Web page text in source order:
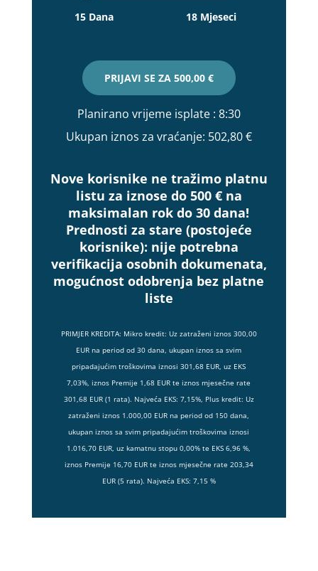
15 Dana 18 Mjeseci
PRIJAVI SE ZA 500,00 €
Planirano vrijeme isplate : 8:30
Ukupan iznos za vraćanje: 502,80 €
Nove korisnike ne tražimo platnu
listu za iznose do 500 € na
maksimalan rok do 30 dana!
Prednosti za stare (postojeće
korisnike): nije potrebna
verifikacija osobnih dokumenata,
mogućnost odobrenja bez platne
liste
PRIMJER KREDITA: Mikro kredit: Uz zatraženi iznos 300,00
EUR na period od 30 dana, ukupan iznos sa svim
pripadajućim troškovima iznosi 301,68 EUR, uz EKS
7,03%, iznos Premije 1,68 EUR te iznos mjesečne rate
301,68 EUR (1 rata). Najveća EKS: 7,15%, Plus kredit: Uz
zatraženi iznos 1.000,00 EUR na period od 150 dana,
ukupan iznos sa svim pripadajućim troškovima iznosi
1.016,70 EUR, uz kamatnu stopu 0,00% te EKS 6,96 %,
iznos Premije 16,70 EUR te iznos mjesečne rate 203,34
EUR (5 rata). Najveća EKS: 7,15 %